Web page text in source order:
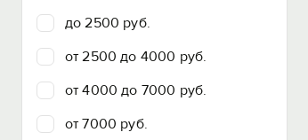
до 2500 руб.
от 2500 до 4000 руб.
от 4000 до 7000 руб.
от 7000 руб.